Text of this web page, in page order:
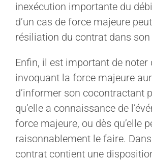
inexécution importante du
d’un cas de force majeure
résiliation du contrat dans son
Enfin, il est important de noter
invoquant la force majeure
d’informer son cocontractant
qu’elle a connaissance de
force majeure, ou dès qu’elle
raisonnablement le faire.
contrat contient une